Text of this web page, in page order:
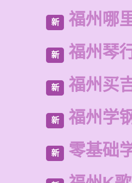
新 福州哪
新 福州琴
新 福州买
新 福州学
新 零基础